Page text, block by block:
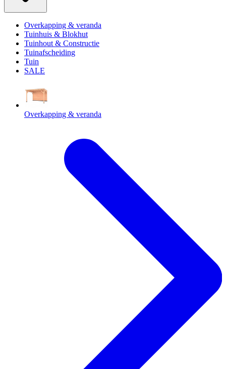
Overkapping & veranda
Tuinhuis & Blokhut
Tuinhout & Constructie
Tuinafscheiding
Tuin
SALE
Overkapping & veranda